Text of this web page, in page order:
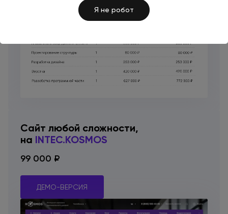
Я не робот
Сайт любой сложности,
на INTEC.KOSMOS
99 000 ₽
ДЕМО-ВЕРСИЯ